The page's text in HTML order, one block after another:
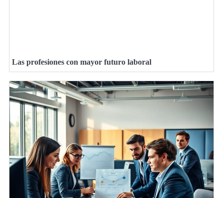
Las profesiones con mayor futuro laboral